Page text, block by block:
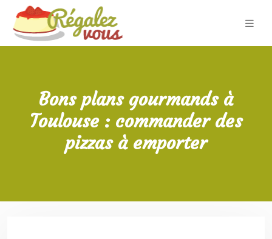
Bons plans gourmands à
Toulouse : commander des
pizzas à emporter